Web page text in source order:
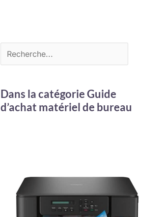
Dans la catégorie Guide
d’achat matériel de bureau